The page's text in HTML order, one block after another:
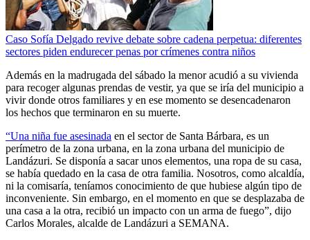
Caso Sofía Delgado revive debate sobre cadena perpetua: diferentes
sectores piden endurecer penas por crímenes contra niños
Además en la madrugada del sábado la menor acudió a su vivienda
para recoger algunas prendas de vestir, ya que se iría del municipio a
vivir donde otros familiares y en ese momento se desencadenaron
los hechos que terminaron en su muerte.
“Una niña fue asesinada en el sector de Santa Bárbara, es un
perímetro de la zona urbana, en la zona urbana del municipio de
Landázuri. Se disponía a sacar unos elementos, una ropa de su casa,
se había quedado en la casa de otra familia. Nosotros, como alcaldía,
ni la comisaría, teníamos conocimiento de que hubiese algún tipo de
inconveniente. Sin embargo, en el momento en que se desplazaba de
una casa a la otra, recibió un impacto con un arma de fuego”, dijo
Carlos Morales, alcalde de Landázuri a SEMANA.